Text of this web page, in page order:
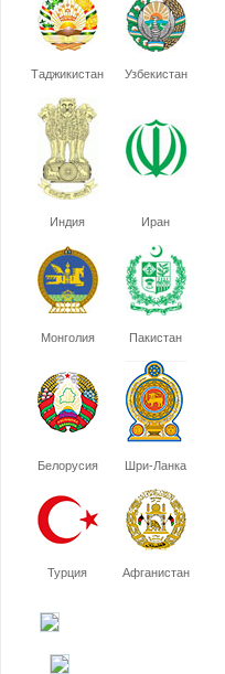
Таджикистан Узбекистан
Индия Иран
Монголия Пакистан
Белорусия Шри-Ланка
Турция Афганистан